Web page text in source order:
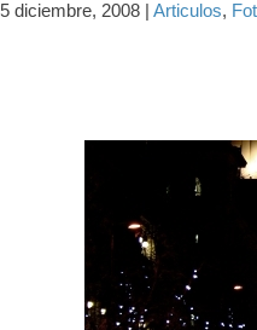
5 diciembre, 2008 | Articulos,